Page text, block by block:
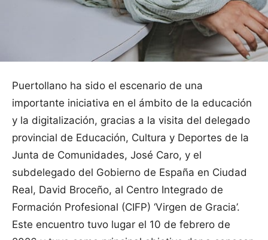
Puertollano ha sido el escenario de una
importante iniciativa en el ámbito de la educación
y la digitalización, gracias a la visita del delegado
provincial de Educación, Cultura y Deportes de la
Junta de Comunidades, José Caro, y el
subdelegado del Gobierno de España en Ciudad
Real, David Broceño, al Centro Integrado de
Formación Profesional (CIFP) ‘Virgen de Gracia’.
Este encuentro tuvo lugar el 10 de febrero de